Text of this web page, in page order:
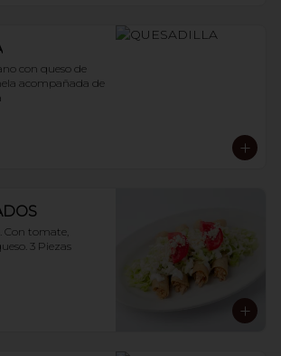
con queso de
acompañada de
Con tomate,
3 Piezas